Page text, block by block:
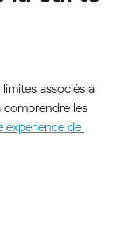
associés à
comprendre les
expérience de